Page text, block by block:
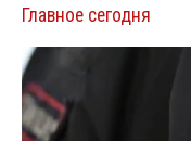
Главное сегодня